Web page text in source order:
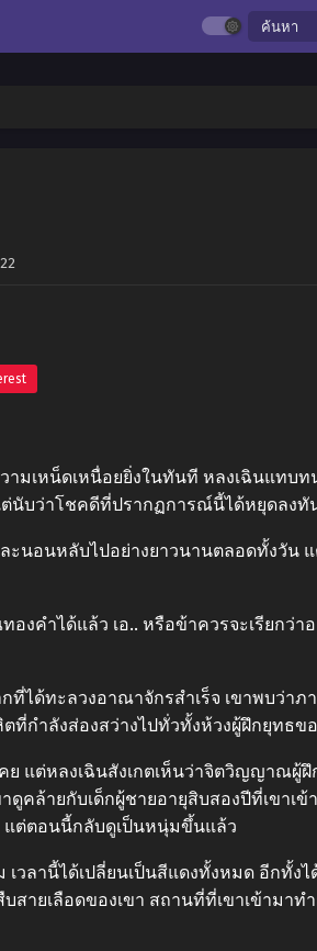
มเหน็ดเหนื่อยยิ่งในทันที หลงเฉินแทบ
นับว่าโชคดีที่ปรากฏการณ์นี้ได้หยุดลงทั
ะนอนหลับไปอย่างยาวนานตลอดทั้งวัน
งคำได้แล้ว เอ.. หรือข้าควรจะเรียกว่
ได้ทะลวงอาณาจักรสำเร็จ เขาพบว่าภ
กำลังส่องสว่างไปทั่วทั้งห้วงผู้ฝึกยุทธขอ
แต่หลงเฉินสังเกตเห็นว่าจิตวิญญาณผู้
ล้ายกับเด็กผู้ชายอายุสิบสองปีที่เขาเข้
แต่ตอนนี้กลับดูเป็นหนุ่มขึ้นแล้ว
ลานี้ได้เปลี่ยนเป็นสีแดงทั้งหมด อีกทั้งไ
สายเลือดของเขา สถานที่ที่เขาเข้ามาท